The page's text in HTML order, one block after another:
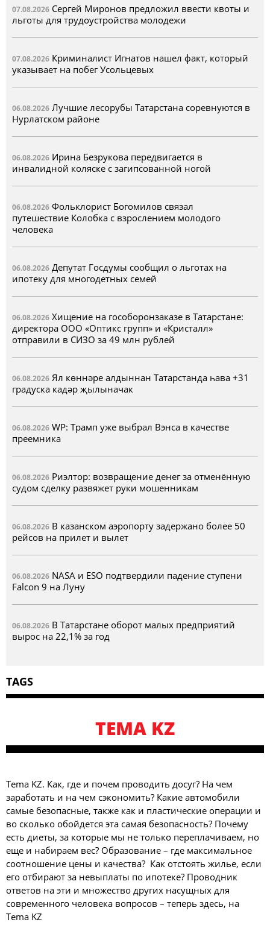
07.08.2026 Сергей Миронов предложил ввести квоты и
льготы для трудоустройства молодежи
07.08.2026 Криминалист Игнатов нашел факт, который
указывает на побег Усольцевых
06.08.2026 Лучшие лесорубы Татарстана соревнуются в
Нурлатском районе
06.08.2026 Ирина Безрукова передвигается в
инвалидной коляске с загипсованной ногой
06.08.2026 Фольклорист Богомилов связал
путешествие Колобка с взрослением молодого
человека
06.08.2026 Депутат Госдумы сообщил о льготах на
ипотеку для многодетных семей
06.08.2026 Хищение на гособоронзаказе в Татарстане:
директора ООО «Оптикс групп» и «Кристалл»
отправили в СИЗО за 49 млн рублей
06.08.2026 Ял көннәре алдыннан Татарстанда һава +31
градуска кадәр җылыначак
06.08.2026 WP: Трамп уже выбрал Вэнса в качестве
преемника
06.08.2026 Риэлтор: возвращение денег за отменённую
судом сделку развяжет руки мошенникам
06.08.2026 В казанском аэропорту задержано более 50
рейсов на прилет и вылет
06.08.2026 NASA и ESO подтвердили падение ступени
Falcon 9 на Луну
06.08.2026 В Татарстане оборот малых предприятий
вырос на 22,1% за год
TAGS
TEMA KZ
Tema KZ. Как, где и почем проводить досуг? На чем
заработать и на чем сэкономить? Какие автомобили
самые безопасные, также как и пластические операции и
во сколько обойдется эта самая безопасность? Почему
есть диеты, за которые мы не только переплачиваем, но
еще и набираем вес? Образование – где максимальное
соотношение цены и качества? Как отстоять жилье, если
его отбирают за невыплаты по ипотеке? Проводник
ответов на эти и множество других насущных для
современного человека вопросов – теперь здесь, на
Tema KZ